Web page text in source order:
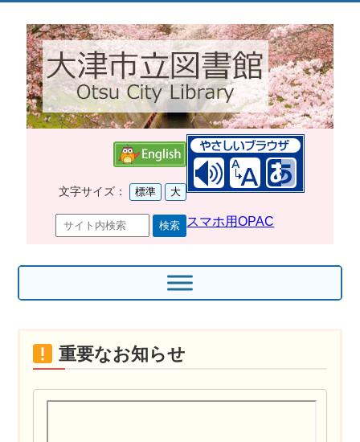
文字サイズ： 標準 大
スマホ用OPAC
重要なお知らせ